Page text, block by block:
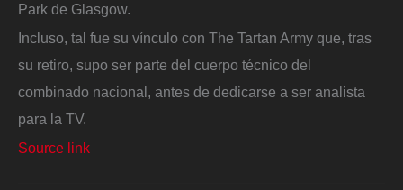
Park de Glasgow.
Incluso, tal fue su vínculo con The Tartan Army que, tras
su retiro, supo ser parte del cuerpo técnico del
combinado nacional, antes de dedicarse a ser analista
para la TV.
Source link